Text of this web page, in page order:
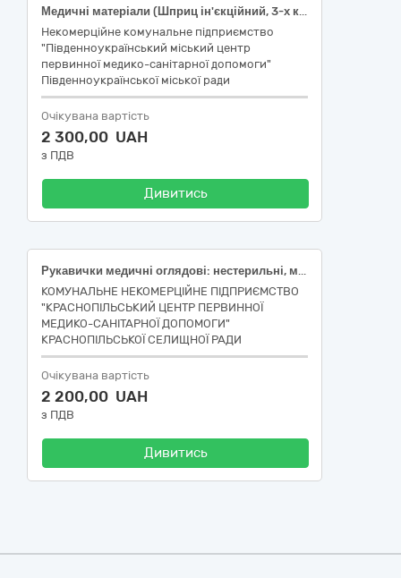
Медичні матеріали (Шприц ін'єкційний, 3-х компонент., одноразовий, стерильний, 2 мл, одна голка в комплекті)
Некомерційне комунальне підприємство
"Південноукраїнський міський центр
первинної медико-санітарної допомоги"
Південноукраїнської міської ради
Очікувана вартість
2 300,00 UAH
з ПДВ
Дивитись
Рукавички медичні оглядові: нестерильні, матеріал виготовлення: латекс, без пудри, розмір (ДСТУ EN 455-2:2015): M; Рукавички медичні оглядові: нестерильні, матеріал виготовлення: нітрил, без пудри, розмір (ДСТУ EN 455-2:2015): S
КОМУНАЛЬНЕ НЕКОМЕРЦІЙНЕ ПІДПРИЄМСТВО
"КРАСНОПІЛЬСЬКИЙ ЦЕНТР ПЕРВИННОЇ
МЕДИКО-САНІТАРНОЇ ДОПОМОГИ"
КРАСНОПІЛЬСЬКОЇ СЕЛИЩНОЇ РАДИ
Очікувана вартість
2 200,00 UAH
з ПДВ
Дивитись